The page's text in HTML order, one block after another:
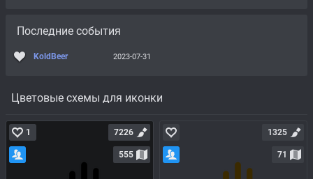
Цветовые схемы для иконки
1 7226
555
1325
71
Последние события
KoldBeer 2023-07-31